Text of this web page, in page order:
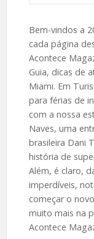
Bem-vindos a
cada página
Acontece
Guia, dicas de
Miami. Em
para férias de
com a nossa
Naves, uma
brasileira Dani
história de
Além, é claro,
imperdíveis,
começar o
muito mais na
Acontece